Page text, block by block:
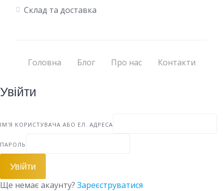
Склад та доставка
Головна Блог Про нас Контакти
Увійти
ІМ'Я КОРИСТУВАЧА АБО ЕЛ. АДРЕСА
ПАРОЛЬ
Увійти
Ще немає акаунту? Зареєструватися